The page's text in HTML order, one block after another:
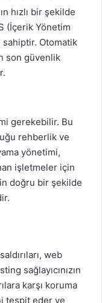
hızlı bir şekilde
(İçerik Yönetim
sahiptir. Otomatik
son güvenlik
gerekebilir. Bu
rehberlik ve
yönetimi,
işletmeler için
doğru bir şekilde
web
sağlayıcınızın
karşı koruma
tespit eder ve